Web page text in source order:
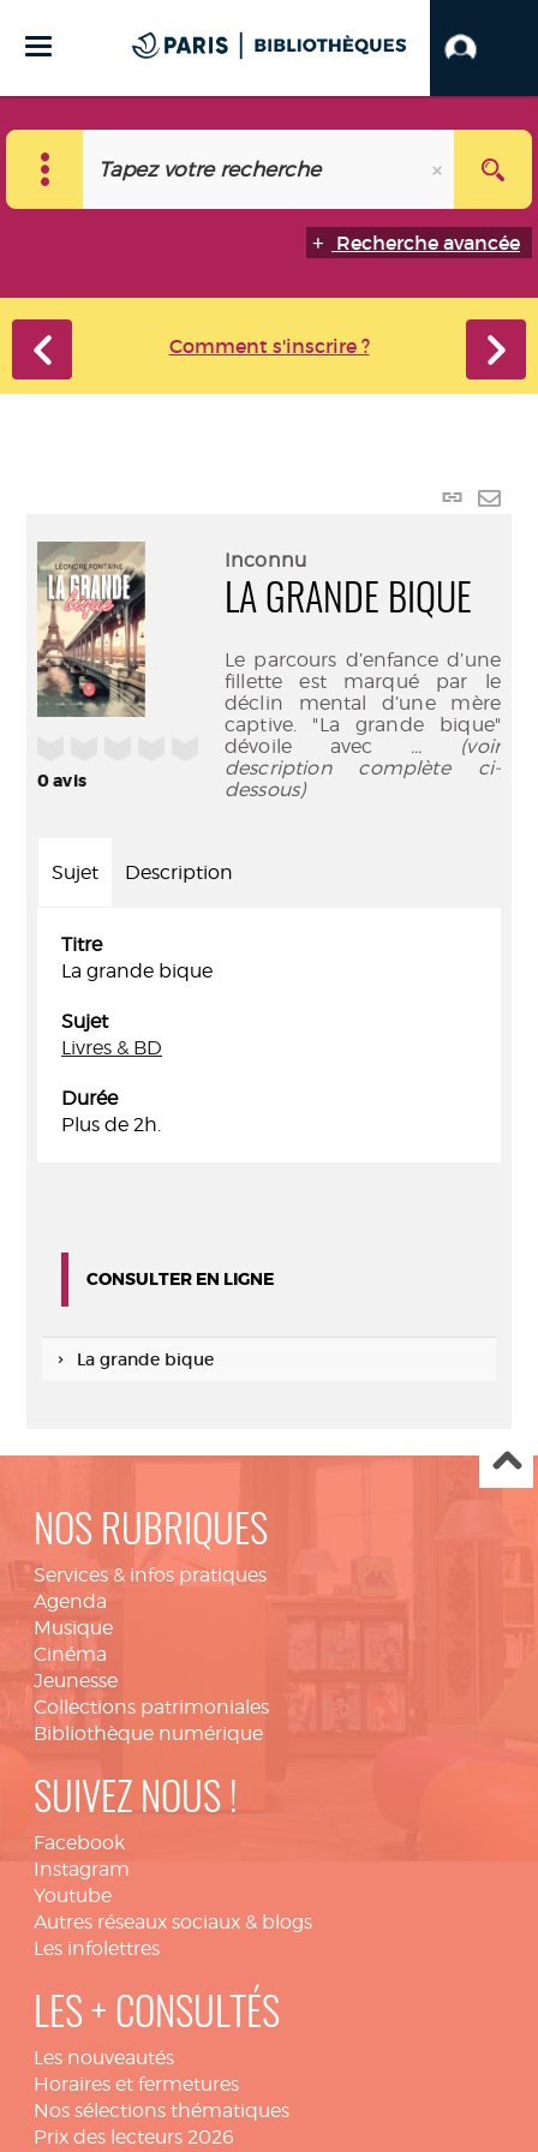
Recherche avancée
Comment s'inscrire ?
Lien
0avis
Inconnu
LA GRANDE BIQUE
Le parcours d’enfance d’une
fillette est marqué par le
déclin mental d’une mère
captive. "La grande bique"
dévoile avec ... (voir
description complète ci-
dessous)
Sujet Description
Titre
La grande bique
Sujet
Livres & BD
Durée
Plus de 2h.
CONSULTER EN LIGNE
La grande bique
NOS RUBRIQUES
Services & infos pratiques
Agenda
Musique
Cinéma
Jeunesse
Collections patrimoniales
Bibliothèque numérique
SUIVEZ NOUS !
Facebook
Instagram
Youtube
Autres réseaux sociaux & blogs
Les infolettres
LES + CONSULTÉS
Les nouveautés
Horaires et fermetures
Nos sélections thématiques
Prix des lecteurs 2026